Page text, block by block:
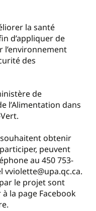
la santé
d’appliquer de
l’environnement
des
de
l’Alimentation dans
obtenir
peuvent
au 450 753-
vviolette@upa.qc.ca.
le projet sont
la page Facebook